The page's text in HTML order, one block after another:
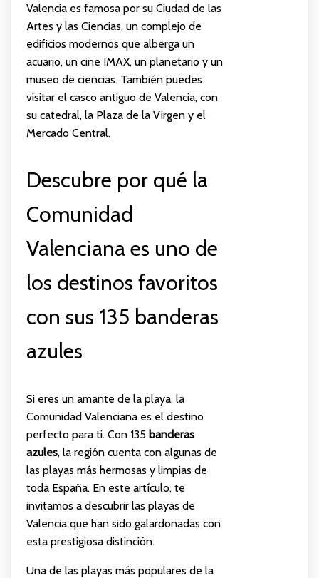
Valencia es famosa por su Ciudad de las
Artes y las Ciencias, un complejo de
edificios modernos que alberga un
acuario, un cine IMAX, un planetario y un
museo de ciencias. También puedes
visitar el casco antiguo de Valencia, con
su catedral, la Plaza de la Virgen y el
Mercado Central.
Descubre por qué la
Comunidad
Valenciana es uno de
los destinos favoritos
con sus 135 banderas
azules
Si eres un amante de la playa, la
Comunidad Valenciana es el destino
perfecto para ti. Con 135 banderas
azules, la región cuenta con algunas de
las playas más hermosas y limpias de
toda España. En este artículo, te
invitamos a descubrir las playas de
Valencia que han sido galardonadas con
esta prestigiosa distinción.
Una de las playas más populares de la